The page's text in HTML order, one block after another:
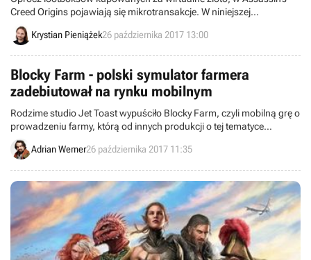
Creed Origins pojawiają się mikrotransakcje. W niniejszej
wiadomości prezentujemy najważniejsze związane z nimi szczegóły.
Krystian Pieniążek26 października 2017 13:00
Blocky Farm - polski symulator farmera
zadebiutował na rynku mobilnym
Rodzime studio Jet Toast wypuściło Blocky Farm, czyli mobilną grę o
prowadzeniu farmy, którą od innych produkcji o tej tematyce
wyróżniają elementy takie jak zręcznościowa jazda traktorem czy
opieka nad zwierzętami wzorowana na Tamagotchi.
Adrian Werner26 października 2017 11:35